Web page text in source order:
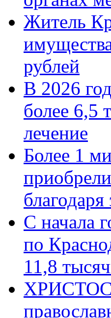
Житель
рублей
В 2026
более 6,5
лечение
Более 1
С начала
по
11,8
ХРИСТОС